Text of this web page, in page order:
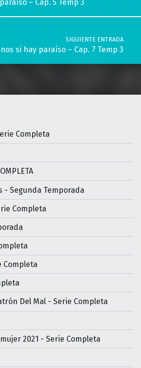
– Cap. 5 Temp 3
SIGUIENTE ENTRADA
si hay paraíso – Cap. 7 Temp 3
Completa
- Segunda Temporada
Completa
Completa
Del Mal - Serie Completa
2021 - Serie Completa